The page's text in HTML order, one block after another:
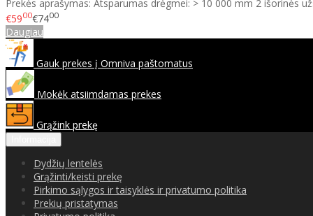
Prekės aprašymas: Atsparumas drėgmei: > 10 000 mm 2 išorinės
€5900€7400
Daugiau
Gauk prekes į Omniva paštomatus
Mokėk atsiimdamas prekes
Grąžink prekę
Dydžių lentelės
Grąžinti/keisti prekę
Pirkimo sąlygos ir taisyklės ir privatumo politika
Prekių pristatymas